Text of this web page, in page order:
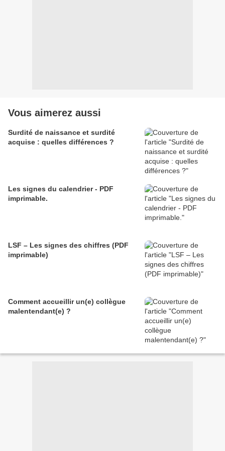
Vous aimerez aussi
Surdité de naissance et surdité
acquise : quelles différences ?
Les signes du calendrier - PDF
imprimable.
LSF – Les signes des chiffres (PDF
imprimable)
Comment accueillir un(e) collègue
malentendant(e) ?